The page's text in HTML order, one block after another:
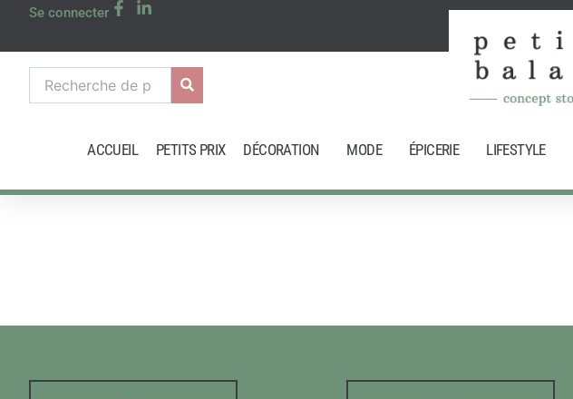
Se connecter
pour :
ACCUEIL PETITS PRIX DÉCORATION MODE ÉPICERIE LIFESTYLE